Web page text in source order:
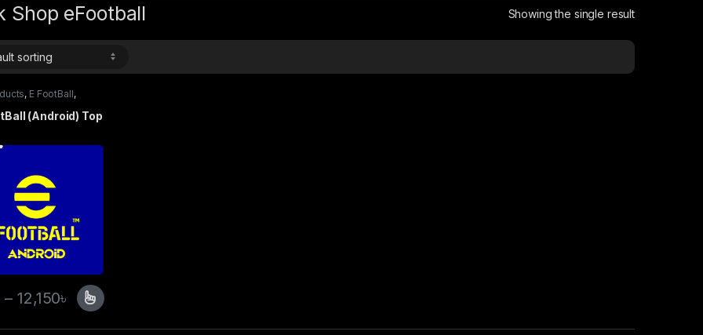
Shop eFootball Showing the single result
, E FootBall,
(Android) Top
– 12,150৳